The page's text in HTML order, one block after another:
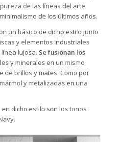
de las líneas del arte
de los últimos años.
un básico de dicho estilo junto
y elementos industriales
lujosa. Se fusionan los
y minerales en un mismo
de brillos y mates. Como por
y metalizadas en una
dicho estilo son los tonos